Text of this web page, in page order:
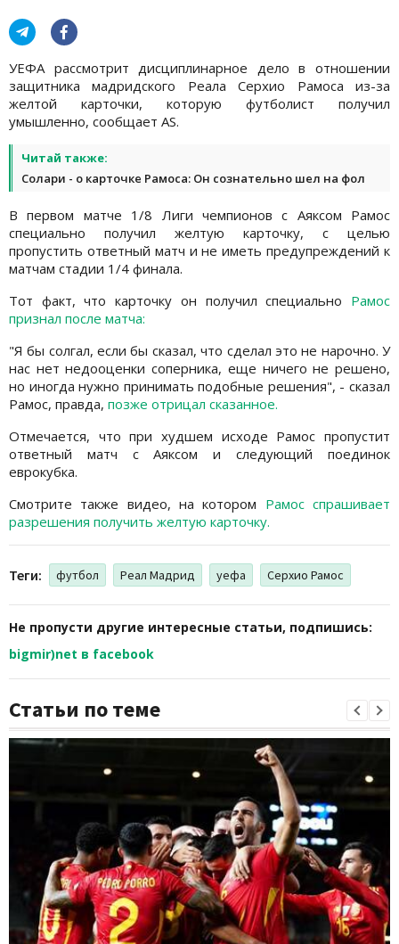
УЕФА рассмотрит дисциплинарное дело в отношении
защитника мадридского Реала Серхио Рамоса из-за
желтой карточки, которую футболист получил
умышленно, сообщает AS.
Читай также:
Солари - о карточке Рамоса: Он сознательно шел на фол
В первом матче 1/8 Лиги чемпионов с Аяксом Рамос
специально получил желтую карточку, с целью
пропустить ответный матч и не иметь предупреждений к
матчам стадии 1/4 финала.
Тот факт, что карточку он получил специально Рамос
признал после матча:
"Я бы солгал, если бы сказал, что сделал это не нарочно. У
нас нет недооценки соперника, еще ничего не решено,
но иногда нужно принимать подобные решения", - сказал
Рамос, правда, позже отрицал сказанное.
Отмечается, что при худшем исходе Рамос пропустит
ответный матч с Аяксом и следующий поединок
еврокубка.
Смотрите также видео, на котором Рамос спрашивает
разрешения получить желтую карточку.
Теги: футбол Реал Мадрид уефа Серхио Рамос
Не пропусти другие интересные статьи, подпишись:
bigmir)net в facebook
Статьи по теме